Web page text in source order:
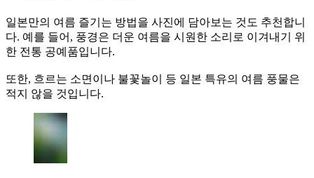
일본만의 여름 즐기는 방법을 사진에 담아보는 것도 추천합니
다. 예를 들어, 풍경은 더운 여름을 시원한 소리로 이겨내기 위
한 전통 공예품입니다.
또한, 흐르는 소면이나 불꽃놀이 등 일본 특유의 여름 풍물은
적지 않을 것입니다.